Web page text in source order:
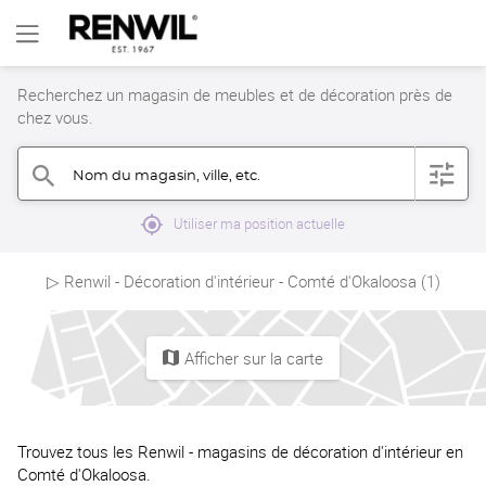
Recherchez un magasin de meubles et de décoration près de
chez vous.
search Nom du magasin, ville, etc. filter
mylocation Utiliser ma position actuelle
▷ Renwil - Décoration d'intérieur - Comté d'Okaloosa (1)
map Afficher sur la carte
Trouvez tous les Renwil - magasins de décoration d'intérieur en
Comté d'Okaloosa.